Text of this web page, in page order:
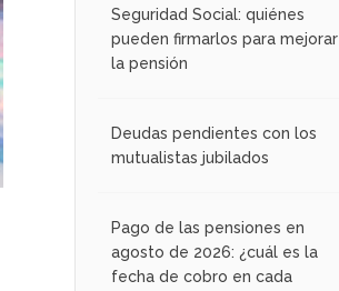
Seguridad Social: quiénes
pueden firmarlos para mejorar
la pensión
Deudas pendientes con los
mutualistas jubilados
Pago de las pensiones en
agosto de 2026: ¿cuál es la
fecha de cobro en cada